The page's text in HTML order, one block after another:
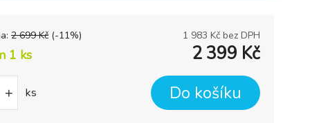
2 699 Kč (-11%) 1 983 Kč bez DPH
1 ks 2 399 Kč
+ ks Do košíku